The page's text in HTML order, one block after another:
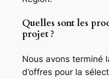
Quelles sont les
projet ?
Nous avons terminé
d’offres pour la